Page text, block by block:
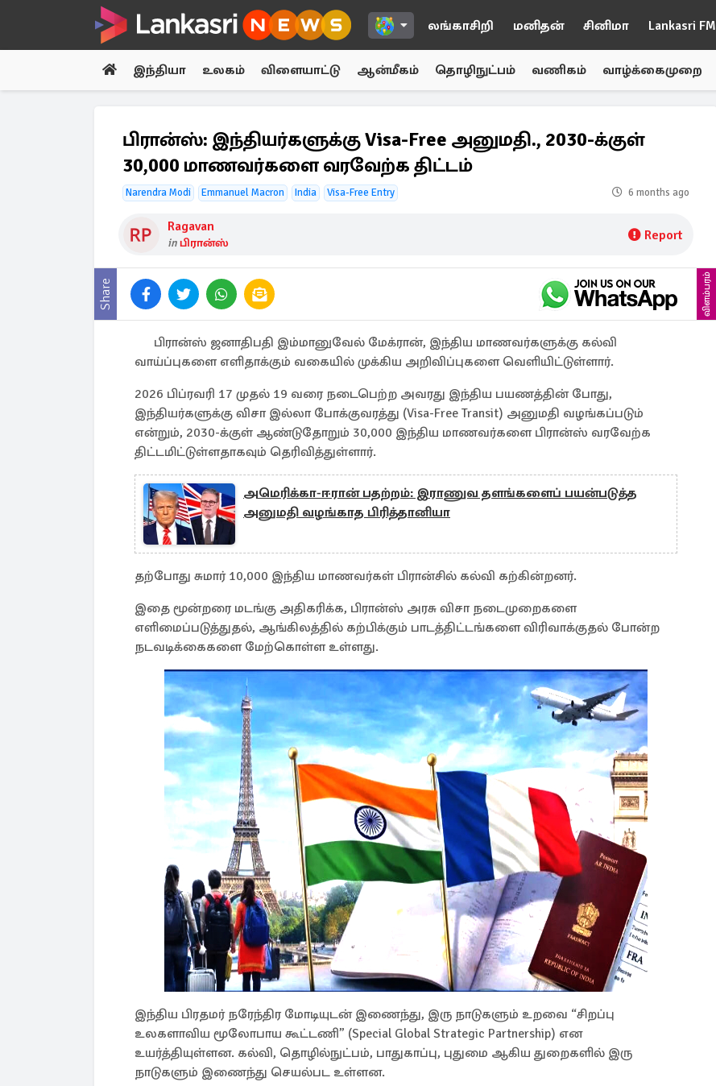
லங்காசிறி மனிதன் சினிமா Lankasri FM
இந்தியா உலகம் விளையாட்டு ஆன்மீகம் தொழிநுட்பம் வணிகம் வாழ்க்கைமுறை
பிரான்ஸ்: இந்தியர்களுக்கு Visa-Free அனுமதி., 2030-க்குள்
30,000 மாணவர்களை வரவேற்க திட்டம்
Narendra Modi Emmanuel Macron India Visa-Free Entry 6 months ago
Ragavan
inபிரான்ஸ் Report
Share விளம்பரம்
பிரான்ஸ் ஜனாதிபதி இம்மானுவேல் மேக்ரான், இந்திய மாணவர்களுக்கு கல்வி
வாய்ப்புகளை எளிதாக்கும் வகையில் முக்கிய அறிவிப்புகளை வெளியிட்டுள்ளார்.
2026 பிப்ரவரி 17 முதல் 19 வரை நடைபெற்ற அவரது இந்திய பயணத்தின் போது,
இந்தியர்களுக்கு விசா இல்லா போக்குவரத்து (Visa-Free Transit) அனுமதி வழங்கப்படும்
என்றும், 2030-க்குள் ஆண்டுதோறும் 30,000 இந்திய மாணவர்களை பிரான்ஸ் வரவேற்க
திட்டமிட்டுள்ளதாகவும் தெரிவித்துள்ளார்.
அமெரிக்கா-ஈரான் பதற்றம்: இராணுவ தளங்களைப் பயன்படுத்த
அனுமதி வழங்காத பிரித்தானியா
தற்போது சுமார் 10,000 இந்திய மாணவர்கள் பிரான்சில் கல்வி கற்கின்றனர்.
இதை மூன்றரை மடங்கு அதிகரிக்க, பிரான்ஸ் அரசு விசா நடைமுறைகளை
எளிமைப்படுத்துதல், ஆங்கிலத்தில் கற்பிக்கும் பாடத்திட்டங்களை விரிவாக்குதல் போன்ற
நடவடிக்கைகளை மேற்கொள்ள உள்ளது.
இந்திய பிரதமர் நரேந்திர மோடியுடன் இணைந்து, இரு நாடுகளும் உறவை “சிறப்பு
உலகளாவிய மூலோபாய கூட்டணி” (Special Global Strategic Partnership) என
உயர்த்தியுள்ளன. கல்வி, தொழில்நுட்பம், பாதுகாப்பு, புதுமை ஆகிய துறைகளில் இரு
நாடுகளும் இணைந்து செயல்பட உள்ளன.